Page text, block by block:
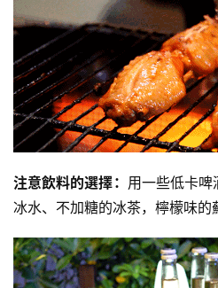
注意飲料的選擇： 用一些低卡
冰水、不加糖的冰茶，檸檬味的